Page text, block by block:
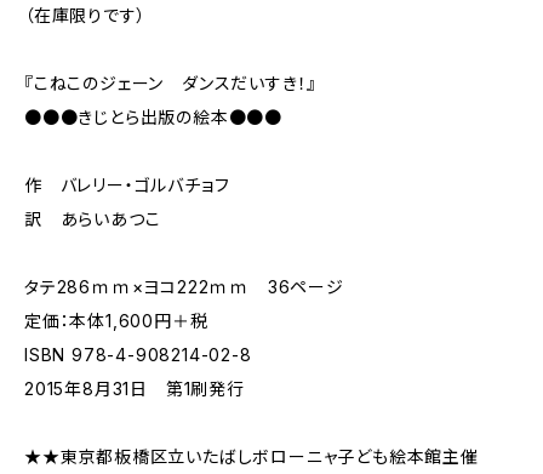
（在庫限りです）
『こねこのジェーン ダンスだいすき！』
●●●きじとら出版の絵本●●●
作 バレリー・ゴルバチョフ
訳 あらいあつこ
タテ286ｍｍ×ヨコ222ｍｍ 36ページ
定価：本体1,600円＋税
ISBN 978-4-908214-02-8
2015年8月31日 第1刷発行
★★東京都板橋区立いたばしボローニャ子ども絵本館主催